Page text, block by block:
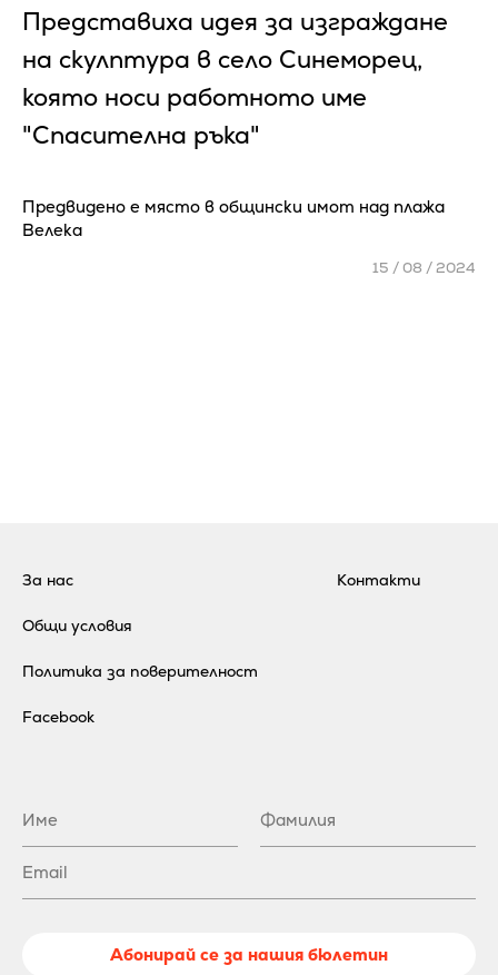
Представиха идея за изграждане
на скулптура в село Синеморец,
която носи работното име
"Спасителна ръка"
Предвидено е място в общински имот над плажа
Велека
15 / 08 / 2024
За нас
Общи условия
Политика за поверителност
Контакти
Facebook
Абонирай се за нашия бюлетин